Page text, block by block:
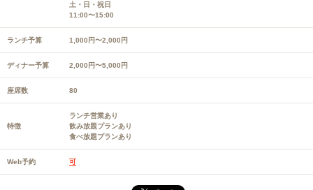
土・日・祝日
11:00〜15:00
ランチ予算 1,000円〜2,000円
ディナー予算 2,000円〜5,000円
座席数 80
特徴
ランチ営業あり
飲み放題プランあり
食べ放題プランあり
Web予約 可